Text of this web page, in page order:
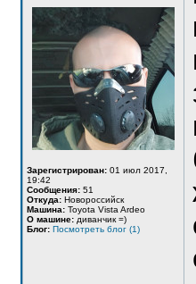
Зарегистрирован: 01 июл 2017,
19:42
Сообщения: 51
Откуда: Новороссийск
Машина: Toyota Vista Ardeo
О машине: диванчик =)
Блог: Посмотреть блог (1)